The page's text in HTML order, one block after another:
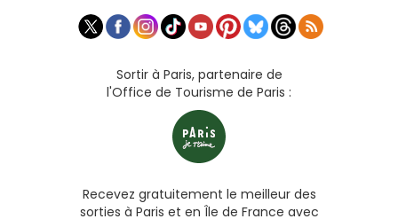
Sortir à Paris, partenaire de
l'Office de Tourisme de Paris :
Recevez gratuitement le meilleur des
sorties à Paris et en Île de France avec